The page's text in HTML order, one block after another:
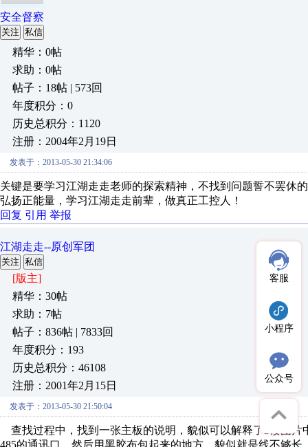
安全督察
关注 私信
精华：0帖
求助：0帖
帖子：18帖 | 573回
年度积分：0
历史总积分：1120
注册：2004年2月19日
发表于：2013-05-30 21:34:06
关键是要学习江湖走走老师的探索精神，不找到问题誓不罢休
弘扬正能量，学习江湖走走前辈，做真正工控人！
回复 引用 举报
江湖走走--原创军团
关注 私信
[版主]
精华：30帖
求助：7帖
帖子：836帖 | 7833回
年度积分：193
历史总积分：46108
注册：2001年2月15日
发表于：2013-05-30 21:50:04
查找过程中，找到一张主板的说明，貌似可以解释了3楼图片
485的通讯口。然后用黑胶布包起来的地方，貌似就是线不够
客服
小程序
公众号